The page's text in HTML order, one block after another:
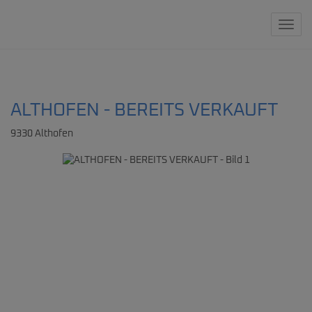
ALTHOFEN - BEREITS VERKAUFT
9330 Althofen